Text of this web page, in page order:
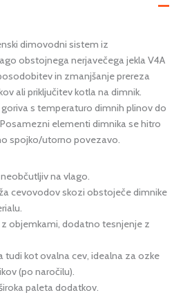
dimovodni sistem iz
obstojnega nerjavečega jekla V4A
in zmanjšanje prereza
ali priključitev kotla na dimnik.
s temperaturo dimnih plinov do
elementi dimnika se hitro
spojko/utorno povezavo.
na vlago.
cevovodov skozi obstoječe dimnike
objemkami, dodatno tesnjenje z
tudi kot ovalna cev, idealna za ozke
(po naročilu).
paleta dodatkov.